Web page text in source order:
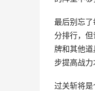
最后别忘
分排行，
牌和其他
步提高战力
过关斩将